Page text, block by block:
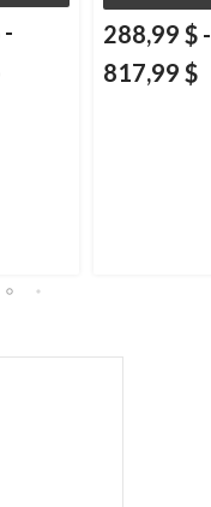
-
288,99 $ -
817,99 $